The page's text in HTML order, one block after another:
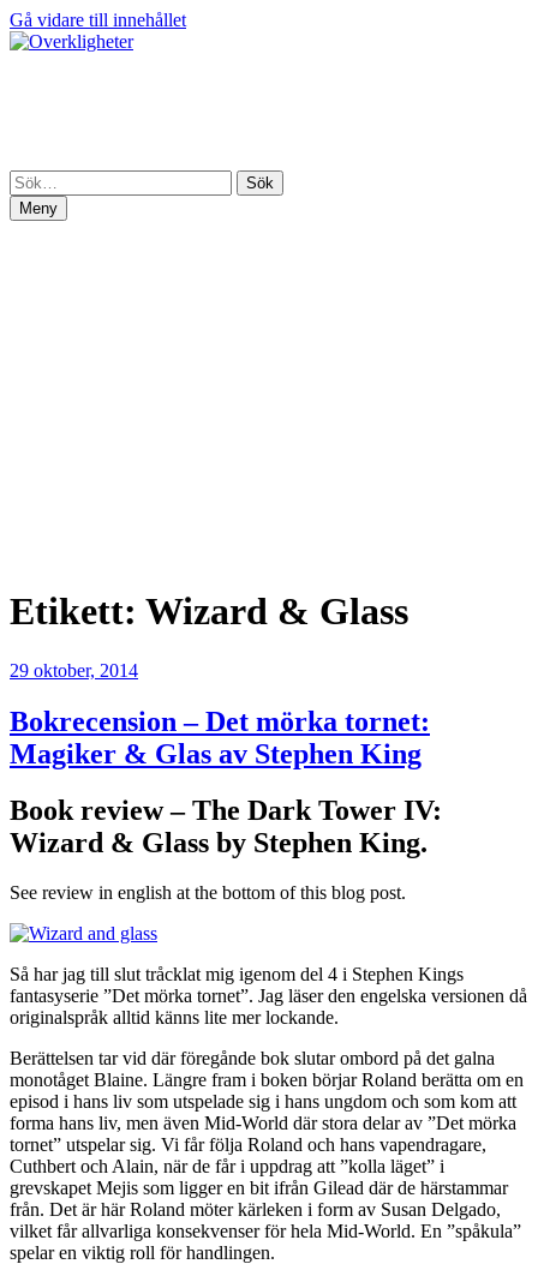
Gå vidare till innehållet
Meny
Etikett: Wizard & Glass
29 oktober, 2014
Bokrecension – Det mörka tornet:
Magiker & Glas av Stephen King
Book review – The Dark Tower IV:
Wizard & Glass by Stephen King.
See review in english at the bottom of this blog post.
Så har jag till slut tråcklat mig igenom del 4 i Stephen Kings
fantasyserie ”Det mörka tornet”. Jag läser den engelska versionen då
originalspråk alltid känns lite mer lockande.
Berättelsen tar vid där föregånde bok slutar ombord på det galna
monotåget Blaine. Längre fram i boken börjar Roland berätta om en
episod i hans liv som utspelade sig i hans ungdom och som kom att
forma hans liv, men även Mid-World där stora delar av ”Det mörka
tornet” utspelar sig. Vi får följa Roland och hans vapendragare,
Cuthbert och Alain, när de får i uppdrag att ”kolla läget” i
grevskapet Mejis som ligger en bit ifrån Gilead där de härstammar
från. Det är här Roland möter kärleken i form av Susan Delgado,
vilket får allvarliga konsekvenser för hela Mid-World. En ”spåkula”
spelar en viktig roll för handlingen.